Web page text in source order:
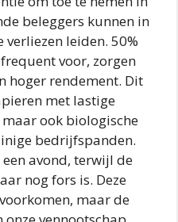
beleggers kunnen in
leiden. 50%
voor, zorgen
hoger rendement. Dit
met lastige
ook biologische
bedrijfspanden.
avond, terwijl de
nog fors is. Deze
maar de